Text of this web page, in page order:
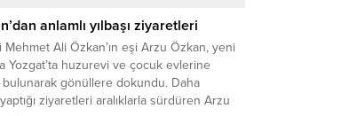
anlamlı yılbaşı ziyaretleri
Mehmet Ali Özkan’ın eşi Arzu Özkan, yeni
Yozgat’ta huzurevi ve çocuk evlerine
gönüllere dokundu. Daha
ziyaretleri aralıklarla sürdüren Arzu